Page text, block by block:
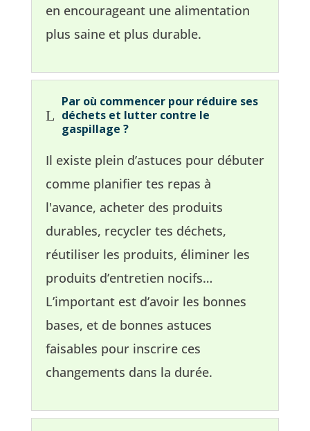
en encourageant une alimentation
plus saine et plus durable.
L
Par où commencer pour réduire ses
déchets et lutter contre le
gaspillage ?
Il existe plein d’astuces pour débuter
comme planifier tes repas à
l'avance, acheter des produits
durables, recycler tes déchets,
réutiliser les produits, éliminer les
produits d’entretien nocifs…
L’important est d’avoir les bonnes
bases, et de bonnes astuces
faisables pour inscrire ces
changements dans la durée.